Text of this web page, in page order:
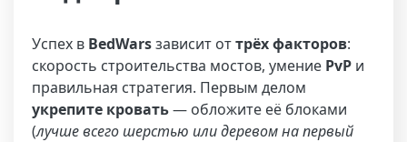
Успех в BedWarsзависит оттрёх факторов:
скорость строительства мостов, умение PvP и
правильная стратегия. Первым делом
укрепите кровать— обложите её блоками
(лучше всего шерстью или деревом на первый